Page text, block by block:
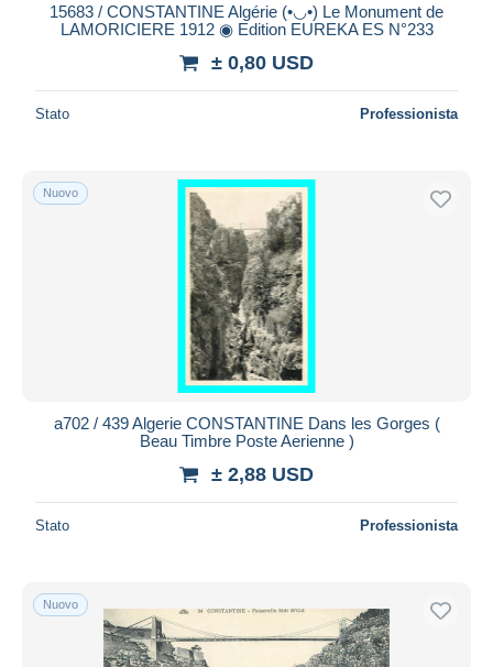
15683 / CONSTANTINE Algérie (•◡•) Le Monument de
LAMORICIERE 1912 ◉ Edition EUREKA ES N°233
± 0,80 USD
Stato Professionista
Nuovo
a702 / 439 Algerie CONSTANTINE Dans les Gorges (
Beau Timbre Poste Aerienne )
± 2,88 USD
Stato Professionista
Nuovo